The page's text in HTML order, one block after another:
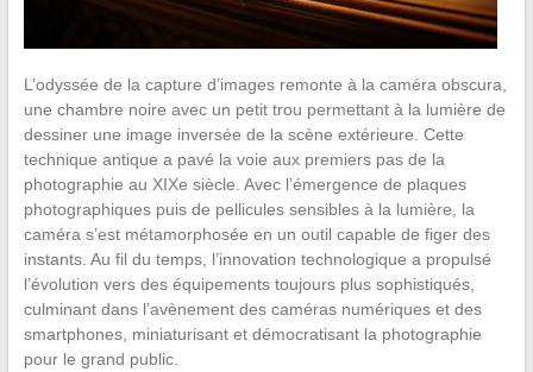
L’odyssée de la capture d’images remonte à la caméra obscura,
une chambre noire avec un petit trou permettant à la lumière de
dessiner une image inversée de la scène extérieure. Cette
technique antique a pavé la voie aux premiers pas de la
photographie au XIXe siècle. Avec l’émergence de plaques
photographiques puis de pellicules sensibles à la lumière, la
caméra s’est métamorphosée en un outil capable de figer des
instants. Au fil du temps, l’innovation technologique a propulsé
l’évolution vers des équipements toujours plus sophistiqués,
culminant dans l’avènement des caméras numériques et des
smartphones, miniaturisant et démocratisant la photographie
pour le grand public.